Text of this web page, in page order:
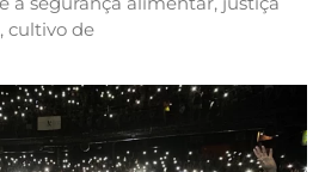
cultivo de